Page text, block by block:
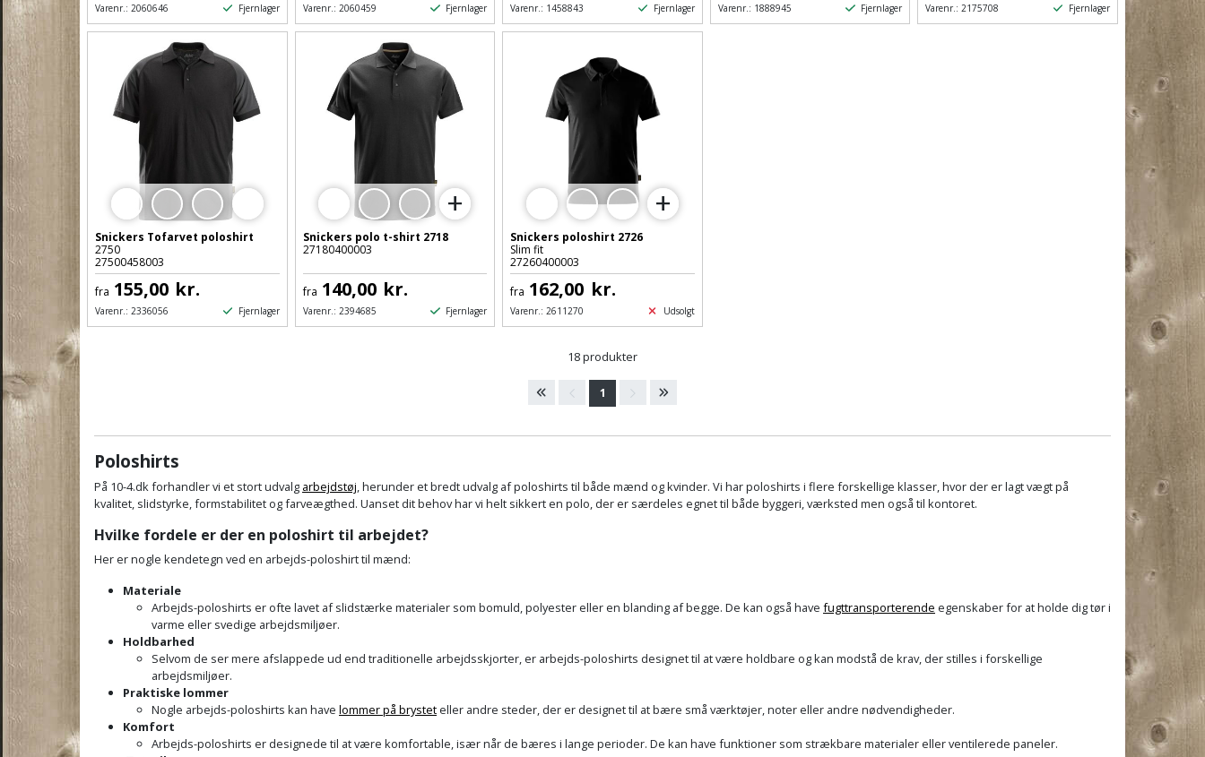
Varenr.: 2060646 Fjernlager Varenr.: 2060459 Fjernlager Varenr.: 1458843 Fjernlager Varenr.: 1888945 Fjernlager Varenr.: 2175708 Fjernlager
Snickers Tofarvet poloshirt
2750
27500458003
fra 155,00 kr.
Varenr.: 2336056 Fjernlager
+
5
Snickers polo t-shirt 2718
27180400003
fra 140,00 kr.
Varenr.: 2394685 Fjernlager
+
6
Snickers poloshirt 2726
Slim fit
27260400003
fra 162,00 kr.
Varenr.: 2611270 Udsolgt
18 produkter
1
Poloshirts
På 10-4.dk forhandler vi et stort udvalg arbejdstøj, herunder et bredt udvalg af poloshirts til både mænd og kvinder. Vi har poloshirts i flere forskellige klasser, hvor der er lagt vægt på
kvalitet, slidstyrke, formstabilitet og farveægthed. Uanset dit behov har vi helt sikkert en polo, der er særdeles egnet til både byggeri, værksted men også til kontoret.
Hvilke fordele er der en poloshirt til arbejdet?
Her er nogle kendetegn ved en arbejds-poloshirt til mænd:
Materiale
Arbejds-poloshirts er ofte lavet af slidstærke materialer som bomuld, polyester eller en blanding af begge. De kan også have fugttransporterende egenskaber for at holde dig tør i
varme eller svedige arbejdsmiljøer.
Holdbarhed
Selvom de ser mere afslappede ud end traditionelle arbejdsskjorter, er arbejds-poloshirts designet til at være holdbare og kan modstå de krav, der stilles i forskellige
arbejdsmiljøer.
Praktiske lommer
Nogle arbejds-poloshirts kan have lommer på brystet eller andre steder, der er designet til at bære små værktøjer, noter eller andre nødvendigheder.
Komfort
Arbejds-poloshirts er designede til at være komfortable, især når de bæres i lange perioder. De kan have funktioner som strækbare materialer eller ventilerede paneler.